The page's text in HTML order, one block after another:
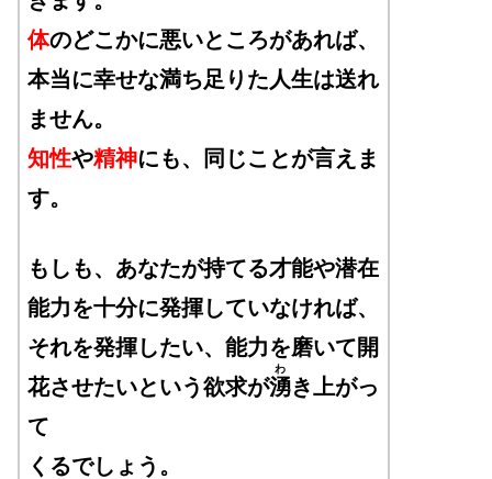
体のどこかに悪いところがあれば、
本当に幸せな満ち足りた人生は送れ
ません。
知性や精神にも、同じことが言えま
す。
もしも、あなたが持てる才能や潜在
能力を十分に発揮していなければ、
それを発揮したい、能力を磨いて開
花させたいという欲求が湧
わ
き上がっ
て
くるでしょう。